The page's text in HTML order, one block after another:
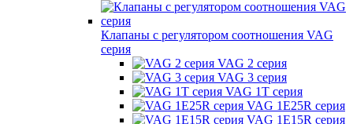
Клапаны с регулятором соотношения VAG
серия
VAG 2 серия
VAG 3 серия
VAG 1T серия
VAG 1E25R серия
VAG 1E15R серия